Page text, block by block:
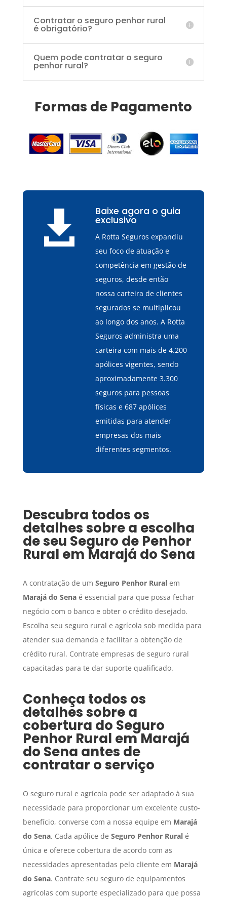
Contratar o seguro penhor rural
é obrigatório?
Quem pode contratar o seguro
penhor rural?
Formas de Pagamento
 Baixe agora o guia
exclusivo
A Rotta Seguros expandiu
seu foco de atuação e
competência em gestão de
seguros, desde então
nossa carteira de clientes
segurados se multiplicou
ao longo dos anos. A Rotta
Seguros administra uma
carteira com mais de 4.200
apólices vigentes, sendo
aproximadamente 3.300
seguros para pessoas
físicas e 687 apólices
emitidas para atender
empresas dos mais
diferentes segmentos.
Descubra todos os
detalhes sobre a escolha
de seu Seguro de Penhor
Rural emMarajá do Sena
A contratação de um Seguro Penhor Ruralem
Marajá do Senaé essencial para que possa fechar
negócio com o banco e obter o crédito desejado.
Escolha seu seguro rural e agrícola sob medida para
atender sua demanda e facilitar a obtenção de
crédito rural. Contrate empresas de seguro rural
capacitadas para te dar suporte qualificado.
Conheça todos os
detalhes sobre a
cobertura do Seguro
Penhor Rural emMarajá
do Sena antes de
contratar o serviço
O seguro rural e agrícola pode ser adaptado à sua
necessidade para proporcionar um excelente custo-
benefício, converse com a nossa equipe em Marajá
do Sena. Cada apólice de Seguro Penhor Ruralé
única e oferece cobertura de acordo com as
necessidades apresentadas pelo cliente em Marajá
do Sena. Contrate seu seguro de equipamentos
agrícolas com suporte especializado para que possa